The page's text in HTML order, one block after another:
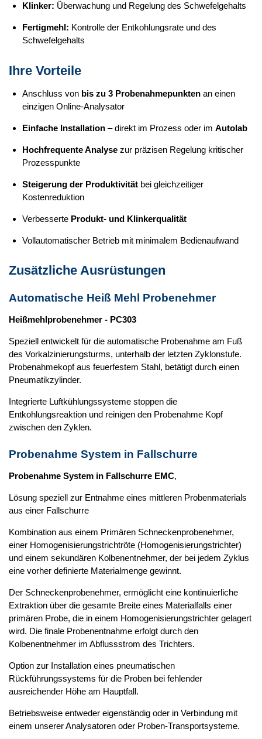
Klinker: Überwachung und Regelung des Schwefelgehalts
Fertigmehl: Kontrolle der Entkohlungsrate und des
Schwefelgehalts
Ihre Vorteile
Anschluss von bis zu 3 Probenahmepunktenan einen
einzigen Online-Analysator
Einfache Installation– direkt im Prozess oder im Autolab
Hochfrequente Analysezur präzisen Regelung kritischer
Prozesspunkte
Steigerung der Produktivitätbei gleichzeitiger
Kostenreduktion
Verbesserte Produkt- und Klinkerqualität
Vollautomatischer Betrieb mit minimalem Bedienaufwand
Zusätzliche Ausrüstungen
Automatische Heiß Mehl Probenehmer
Heißmehlprobenehmer - PC303
Speziell entwickelt für die automatische Probenahme am Fuß
des Vorkalzinierungsturms, unterhalb der letzten Zyklonstufe.
Probenahmekopf aus feuerfestem Stahl, betätigt durch einen
Pneumatikzylinder.
Integrierte Luftkühlungssysteme stoppen die
Entkohlungsreaktion und reinigen den Probenahme Kopf
zwischen den Zyklen.
Probenahme System in Fallschurre
Probenahme System in Fallschurre EMC,
Lösung speziell zur Entnahme eines mittleren Probenmaterials
aus einer Fallschurre
Kombination aus einem Primären Schneckenprobenehmer,
einer Homogenisierungstrichtröte (Homogenisierungstrichter)
und einem sekundären Kolbenentnehmer, der bei jedem Zyklus
eine vorher definierte Materialmenge gewinnt.
Der Schneckenprobenehmer, ermöglicht eine kontinuierliche
Extraktion über die gesamte Breite eines Materialfalls einer
primären Probe, die in einem Homogenisierungstrichter gelagert
wird. Die finale Probenentnahme erfolgt durch den
Kolbenentnehmer im Abflussstrom des Trichters.
Option zur Installation eines pneumatischen
Rückführungssystems für die Proben bei fehlender
ausreichender Höhe am Hauptfall.
Betriebsweise entweder eigenständig oder in Verbindung mit
einem unserer Analysatoren oder Proben-Transportsysteme.